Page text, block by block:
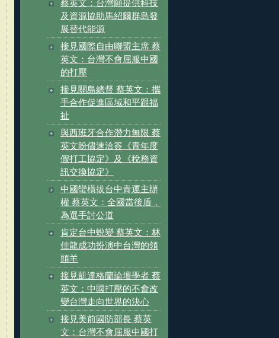
蔡英文：台灣願提供科技
及資源協助馬紹爾群島發
展替代能源
接見國際自由聯盟主席 蔡
英文：台灣不會屈服中國
的打壓
接見關島總督 蔡英文：攜
手合作促進區域和平跟福
祉
與西班牙合作潛力無限 蔡
英文盼儘速洽簽《青年度
假打工協定》及《稅務資
訊交換協定》
中國蠻橫拔台中青運主辦
權 蔡英文：全國當後盾，
為選手討公道
肯定台中蛻變 蔡英文：林
佳龍成功扮演中台灣的領
頭羊
接見凱達格蘭論壇學者 蔡
英文：中國打壓的不會改
變台灣走向世界的決心
接見美前國防部長 蔡英
文：台灣不會屈服中國打